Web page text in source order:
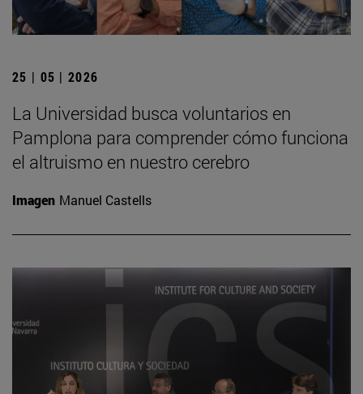
25 | 05 | 2026
La Universidad busca voluntarios en
Pamplona para comprender cómo funciona
el altruismo en nuestro cerebro
Imagen Manuel Castells